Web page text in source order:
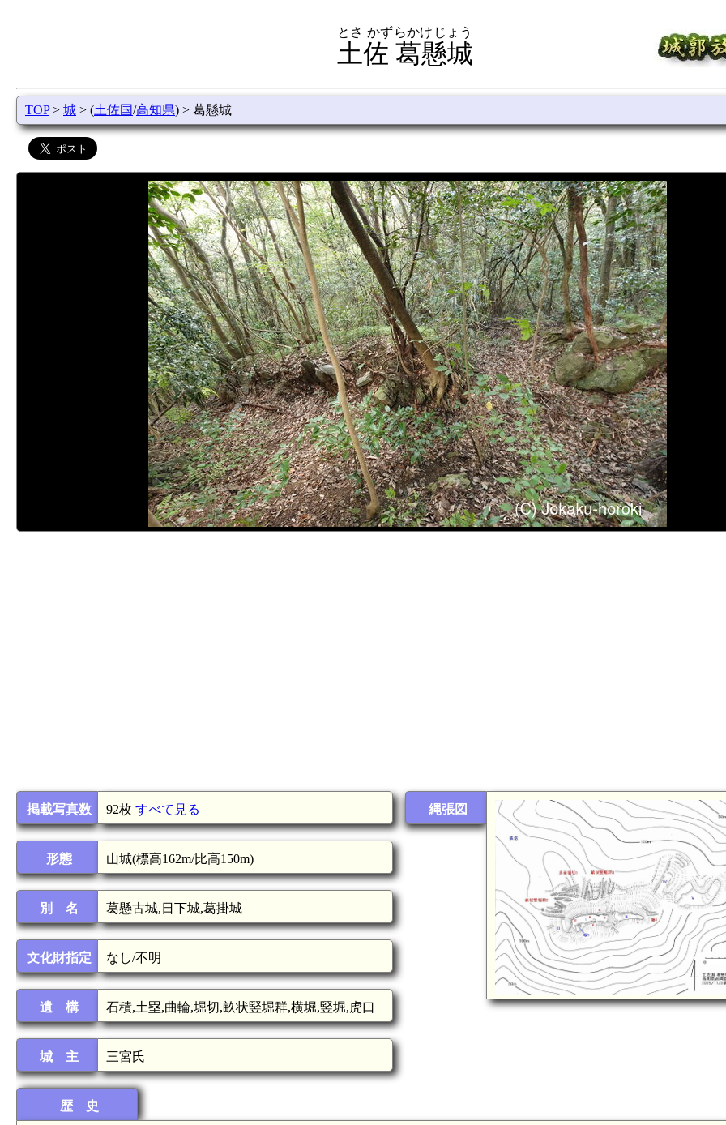
土佐 葛懸城
とさ かずらかけじょう
TOP> 城 > (土佐国/高知県) > 葛懸城
掲載写真数 92枚 すべて見る
形態 山城(標高162m/比高150m)
別 名 葛懸古城,日下城,葛掛城
文化財指定 なし/不明
遺 構 石積,土塁,曲輪,堀切,畝状竪堀群,横堀,竪堀,虎口
城 主 三宮氏
縄張図
歴 史